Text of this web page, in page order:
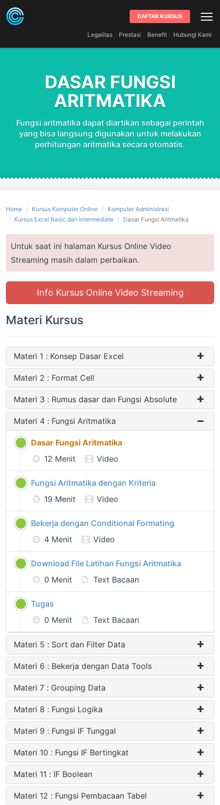
DAFTAR KURSUS
Legalitas Prestasi Benefit Hubungi Kami
DASAR FUNGSI
ARITMATIKA
Fungsi aritmatika dapat diartikan sebagai perintah
yang bisa langsung digunakan untuk melakukan
perhitungan aritmatika secara otomatis.
Home Kursus Komputer Online
Komputer Administrasi
Kursus Excel Basic dan Intermediate
Dasar Fungsi Aritmatika
Untuk saat ini halaman Kursus Online Video
Streaming masih dalam perbaikan.
Info Kursus Online Video Streaming
Materi Kursus
Materi 1 : Konsep Dasar Excel
Materi 2 : Format Cell
Materi 3 : Rumus dasar dan Fungsi Absolute
Materi 4 : Fungsi Aritmatika
Dasar Fungsi Aritmatika
12 Menit
Video
Fungsi Aritmatika dengan Kriteria
19 Menit
Video
Bekerja dengan Conditional Formating
4 Menit
Video
Download File Latihan Fungsi Aritmatika
0 Menit
Text Bacaan
Tugas
0 Menit
Text Bacaan
Materi 5 : Sort dan Filter Data
Materi 6 : Bekerja dengan Data Tools
Materi 7 : Grouping Data
Materi 8 : Fungsi Logika
Materi 9 : Fungsi IF Tunggal
Materi 10 : Fungsi IF Bertingkat
Materi 11 : IF Boolean
Materi 12 : Fungsi Pembacaan Tabel